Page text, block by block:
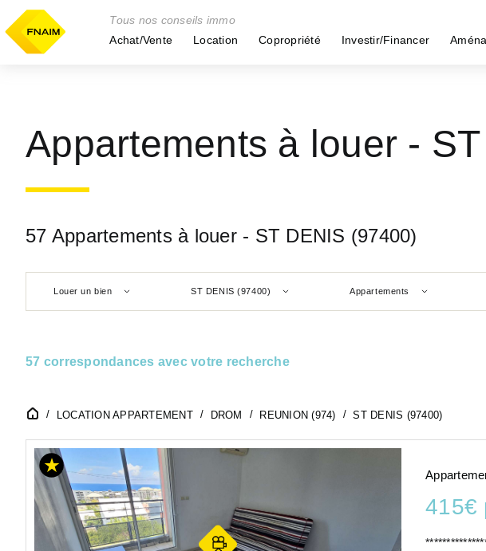
Tous nos conseils immo
Achat/Vente
Location Copropriété Investir/Financer
Appartements à louer -
57 Appartements à louer - ST DENIS (97400)
Louer un bien ST DENIS (97400) Appartements
57 correspondances avec votre recherche
LOCATION APPARTEMENT DROM REUNION (974) ST DENIS (97400)
415€